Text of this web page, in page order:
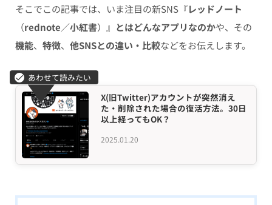
そこでこの記事では、いま注目の新SNS『レッドノート
（rednote／小紅書）』 とはどんなアプリなのかや、その
機能、 特徴、 他SNSとの違い・比較などをお伝えします。
2025.01.20
X(旧Twitter)アカウントが突然消え
た・削除された場合の復活方法。30日
以上経ってもOK？